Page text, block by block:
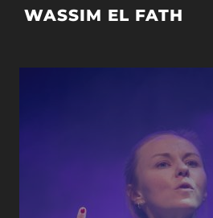
WASSIM EL FATH